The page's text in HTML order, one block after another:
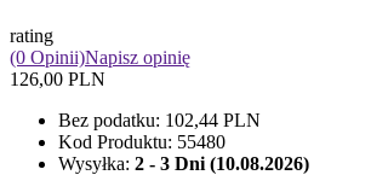
rating
(0 Opinii)Napisz opinię
126,00 PLN
Bez podatku: 102,44 PLN
Kod Produktu: 55480
Wysyłka: 2 - 3 Dni (10.08.2026)